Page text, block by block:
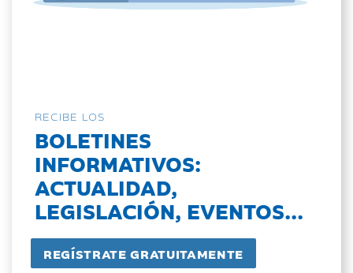
RECIBE LOS
BOLETINES
INFORMATIVOS:
ACTUALIDAD,
LEGISLACIÓN, EVENTOS...